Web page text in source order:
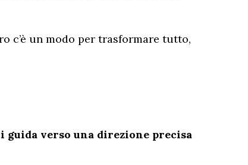
c’è un modo per trasformare tutto,
guida verso una direzione precisa